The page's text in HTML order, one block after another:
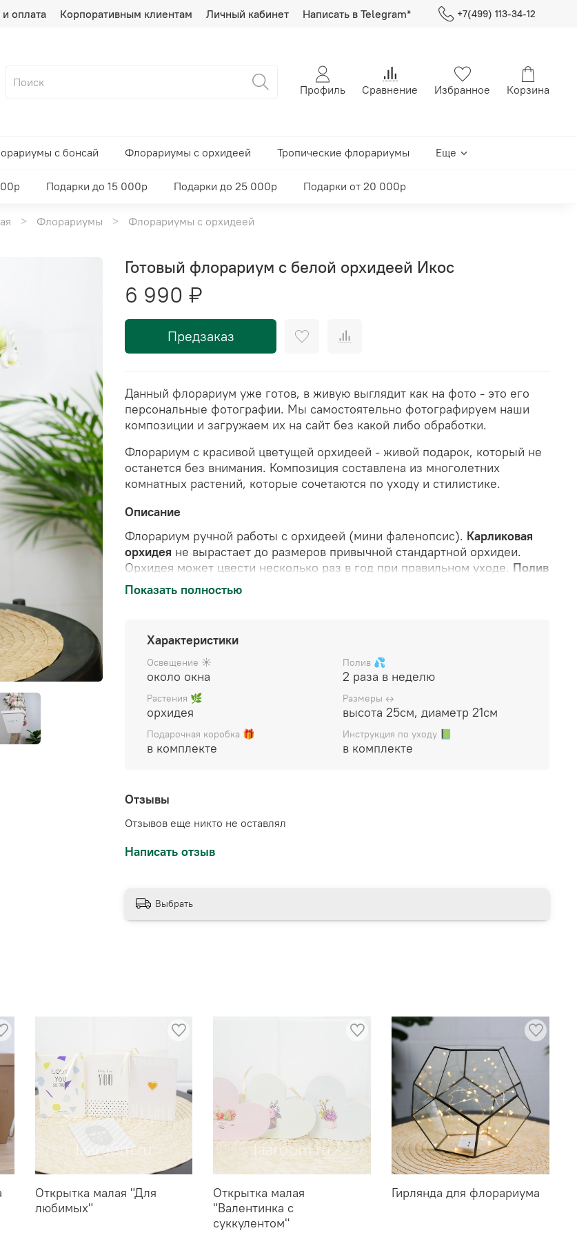
оплата Корпоративным клиентам Личный кабинет Написать в Telegram* +7(499) 113-34-12
Профиль Сравнение Избранное Корзина
с бонсай Флорариумы с орхидеей Тропические флорариумы Еще
Подарки до 15 000р Подарки до 25 000р Подарки от 20 000р
Флорариумы Флорариумы с орхидеей
Готовый флорариум с белой орхидеей Икос
6 990 ₽
Предзаказ
Данный флорариум уже готов, в живую выглядит как на фото - это его
персональные фотографии. Мы самостоятельно фотографируем наши
композиции и загружаем их на сайт без какой либо обработки.
Флорариум с красивой цветущей орхидеей - живой подарок, который не
останется без внимания. Композиция составлена из многолетних
комнатных растений, которые сочетаются по уходу и стилистике.
Описание
Флорариум ручной работы с орхидеей (мини фаленопсис). Карликовая
орхидея не вырастает до размеров привычной стандартной орхидеи.
Орхидея может цвести несколько раз в год при правильном уходе. Полив
2 раза в неделю
нуждается в поливе, сохраняет свой цвет в течение 10 лет)
декором), упакован в белую подарочную коробку, прилагается
инструкция по уходу.
Показать полностью
Характеристики
Освещение ☀️
около окна
Полив 💦
2 раза в неделю
Растения 🌿
орхидея
Размеры ↔️
высота 25см, диаметр 21см
Подарочная коробка 🎁
в комплекте
Инструкция по уходу 📗
в комплекте
Отзывы
Отзывов еще никто не оставлял
Написать отзыв
Выбрать
Открытка малая "Для
любимых"
Открытка малая
"Валентинка с
суккулентом"
Гирлянда для флорариума